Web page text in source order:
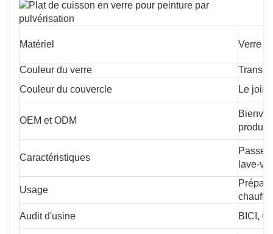
Matériel Verre à
Couleur du verre
Couleur du couvercle
Le
OEM et ODM
Caractéristiques
Passe
lave-
Usage
Audit d'usine
BICI,